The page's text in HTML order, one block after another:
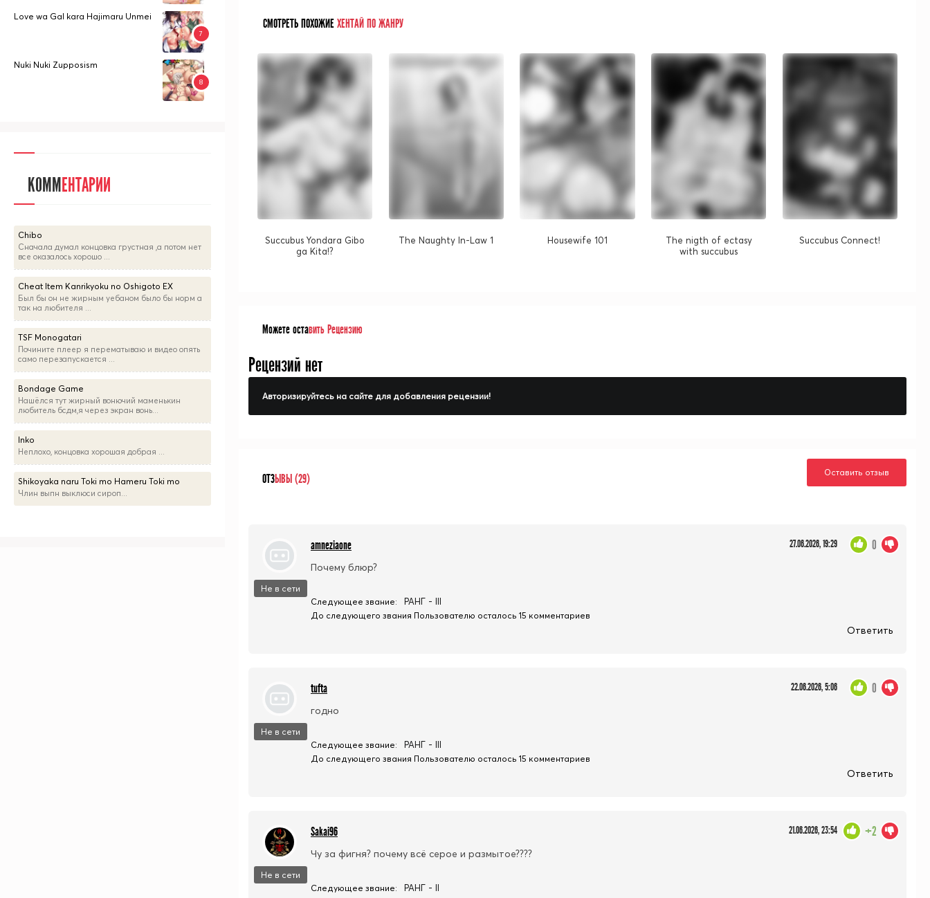
СМОТРЕТЬ ПОХОЖИЕХЕНТАЙ ПО ЖАНРУ
Succubus Yondara Gibo
ga Kita!?
The Naughty In-Law 1 Housewife 101
The nigth of ectasy
with succubus
Succubus Connect!
Можете оставить Рецензию
Рецензий нет
Авторизируйтесь на сайте для добавления рецензии!
ОТЗЫВЫ (29) Оставить отзыв
Не в сети
amneziaone 27.06.2026, 19:29
Почему блюр?
0
Следующее звание: РАНГ - III
До следующего звания Пользователю осталось 15 комментариев
Ответить
Не в сети
tufta 22.06.2026, 5:06
годно
0
Следующее звание: РАНГ - III
До следующего звания Пользователю осталось 15 комментариев
Ответить
Не в сети
Sakai96 21.06.2026, 23:54
Чу за фигня? почему всё серое и размытое????
+2
Следующее звание: РАНГ - II
Love wa Gal kara Hajimaru Unmei
Nuki Nuki Zupposism
КОММЕНТАРИИ
Chibo
Сначала думал концовка грустная ,а потом нет
все оказалось хорошо ...
Cheat Item Kanrikyoku no Oshigoto EX
Был бы он не жирным уебаном было бы норм а
так на любителя ...
TSF Monogatari
Почините плеер я перематываю и видео опять
само перезапускается ...
Bondage Game
Нашёлся тут жирный вонючий маменькин
любитель бсдм,я через экран вонь...
Inko
Неплохо, концовка хорошая добрая ...
Shikoyaka naru Toki mo Hameru Toki mo
Члин выпн выклюси сироп...